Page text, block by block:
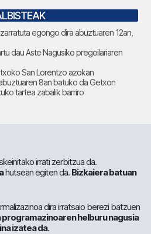
egongo dira abuztuaren 12an,
dau Aste Nagusiko pregoilariaren
San Lorentzo azokan
8an batuko da Getxon
tartea zabalik barriro
irrati zerbitzua da.
hutsean egiten da. Bizkaiera batuan
dira irratsaio berezi batzuen
programazinoaren helburu nagusia
izatea da.